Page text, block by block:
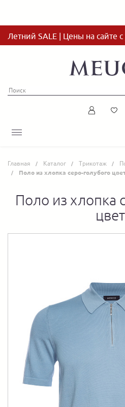
Летний SALE | Цены на сайте
Главная Каталог Трикотаж
Поло из хлопка серо-голубого
Поло из хлопка